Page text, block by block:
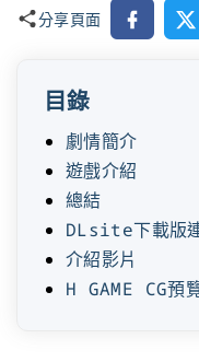
分享頁面 Facebook
X
目錄
劇情簡介
遊戲介紹
總結
DLsite下載版
介紹影片
H GAME CG預